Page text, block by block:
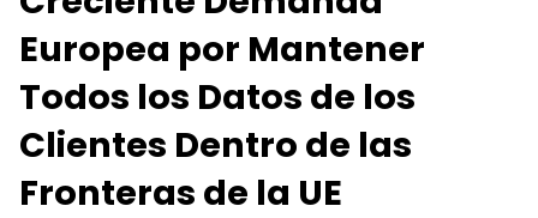
Europea por Mantener
Todos los Datos de los
Clientes Dentro de las
Fronteras de la UE